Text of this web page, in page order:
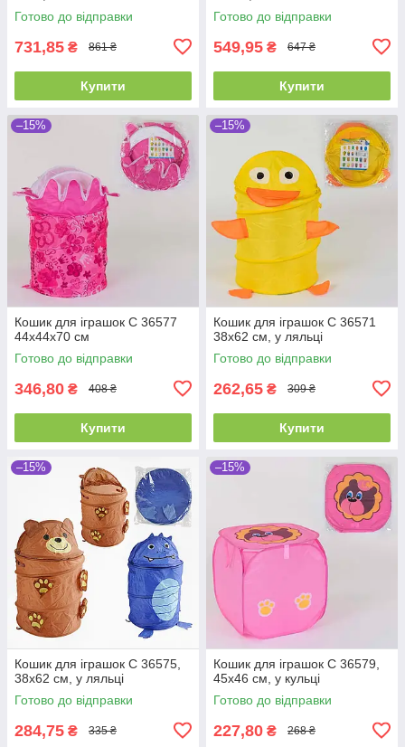
Готово до відправки
731,85 ₴ 861 ₴
Купити
Готово до відправки
549,95 ₴ 647 ₴
Купити
–15%
Кошик для іграшок C 36577
44х44х70 см
Готово до відправки
346,80 ₴ 408 ₴
Купити
–15%
Кошик для іграшок C 36571
38х62 см, у ляльці
Готово до відправки
262,65 ₴ 309 ₴
Купити
–15%
Кошик для іграшок C 36575,
38х62 см, у ляльці
Готово до відправки
284,75 ₴ 335 ₴
–15%
Кошик для іграшок C 36579,
45х46 см, у кульці
Готово до відправки
227,80 ₴ 268 ₴